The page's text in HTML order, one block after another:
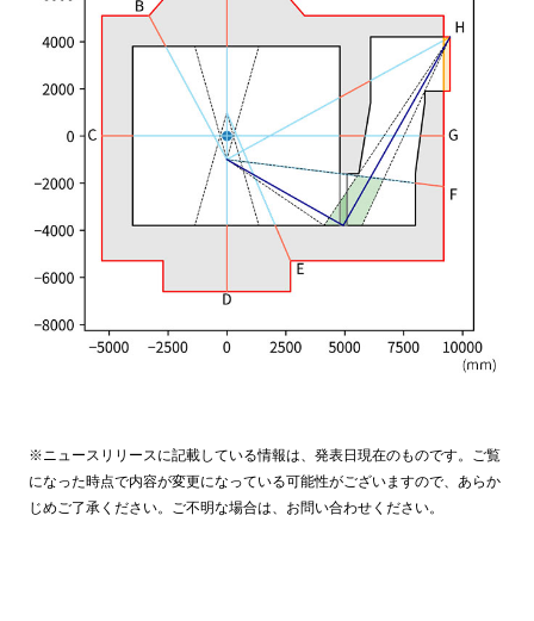
※ニュースリリースに記載している情報は、発表日現在のものです。ご覧
になった時点で内容が変更になっている可能性がございますので、あらか
じめご了承ください。ご不明な場合は、お問い合わせください。